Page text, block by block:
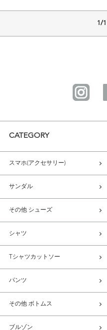
1/1
CATEGORY
スマホ(アクセサリー)
サンダル
その他 シューズ
シャツ
Tシャツカットソー
パンツ
その他 ボトムス
ブルゾン